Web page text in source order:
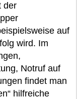
der
auf
wird. Im
Notruf auf
findet man
hilfreiche